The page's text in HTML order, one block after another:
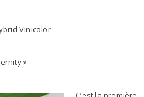
Vinicolor
»